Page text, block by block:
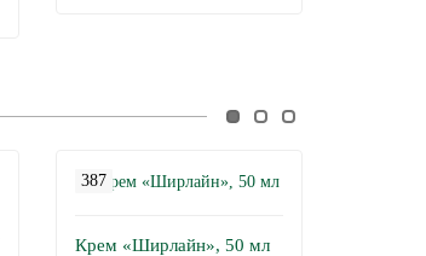
387
Крем «Ширлайн», 50 мл